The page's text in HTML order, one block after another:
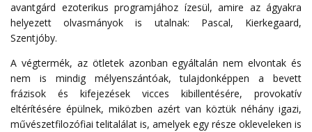
avantgárd ezoterikus programjához ízesül, amire az ágyakra
helyezett olvasmányok is utalnak: Pascal, Kierkegaard,
Szentjóby.
A végtermék, az ötletek azonban egyáltalán nem elvontak és
nem is mindig mélyenszántóak, tulajdonképpen a bevett
frázisok és kifejezések vicces kibillentésére, provokatív
eltérítésére épülnek, miközben azért van köztük néhány igazi,
művészetfilozófiai telitalálat is, amelyek egy része okleveleken is